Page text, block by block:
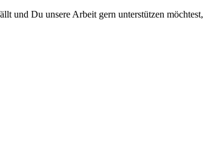
und Du unsere Arbeit gern unterstützen möchtest,